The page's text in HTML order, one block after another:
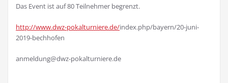
Das Event ist auf 80 Teilnehmer begrenzt.
http://www.dwz-pokalturniere.de/index.php/bayern/20-juni-
2019-bechhofen
anmeldung@dwz-pokalturniere.de